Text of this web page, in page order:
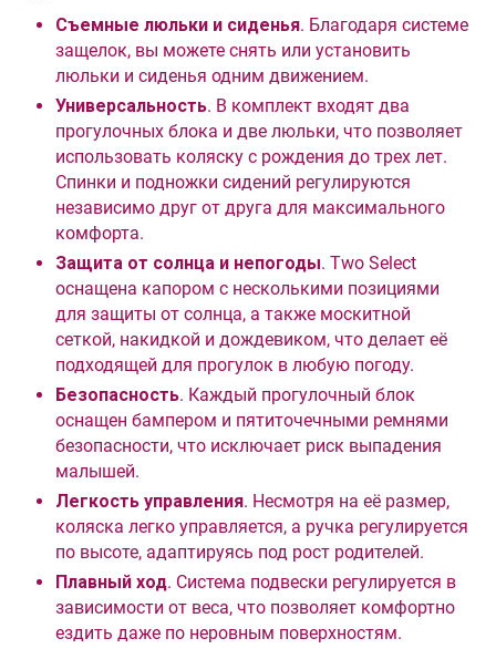
Съемные люльки и сиденья. Благодаря системе
защелок, вы можете снять или установить
люльки и сиденья одним движением.
Универсальность. В комплект входят два
прогулочных блока и две люльки, что позволяет
использовать коляску с рождения до трех лет.
Спинки и подножки сидений регулируются
независимо друг от друга для максимального
комфорта.
Защита от солнца и непогоды. Two Select
оснащена капором с несколькими позициями
для защиты от солнца, а также москитной
сеткой, накидкой и дождевиком, что делает её
подходящей для прогулок в любую погоду.
Безопасность. Каждый прогулочный блок
оснащен бампером и пятиточечными ремнями
безопасности, что исключает риск выпадения
малышей.
Легкость управления. Несмотря на её размер,
коляска легко управляется, а ручка регулируется
по высоте, адаптируясь под рост родителей.
Плавный ход. Система подвески регулируется в
зависимости от веса, что позволяет комфортно
ездить даже по неровным поверхностям.